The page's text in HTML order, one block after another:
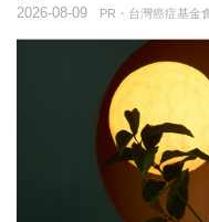
PR・台灣癌症基金
2026-08-09